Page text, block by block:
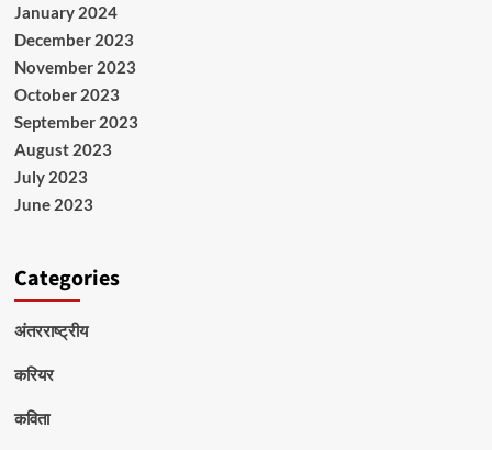
January 2024
December 2023
November 2023
October 2023
September 2023
August 2023
July 2023
June 2023
Categories
अंतरराष्ट्रीय
करियर
कविता